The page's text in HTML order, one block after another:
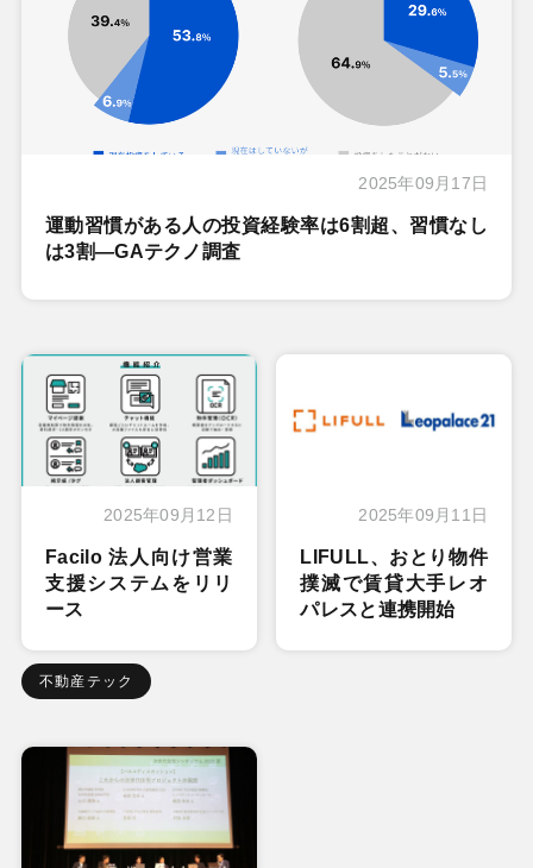
2025年09月17日
運動習慣がある人の投資経験率は6割超、習慣なし
は3割―GAテクノ調査
2025年09月12日
Facilo 法人向け営業
支援システムをリリ
ース
不動産テック
2025年09月11日
LIFULL、おとり物件
撲滅で賃貸大手レオ
パレスと連携開始